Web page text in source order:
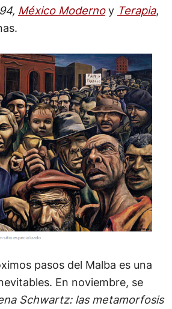
México Modernoy Terapia,
pasos del Malba es una
En noviembre, se
Schwartz: las metamorfosis